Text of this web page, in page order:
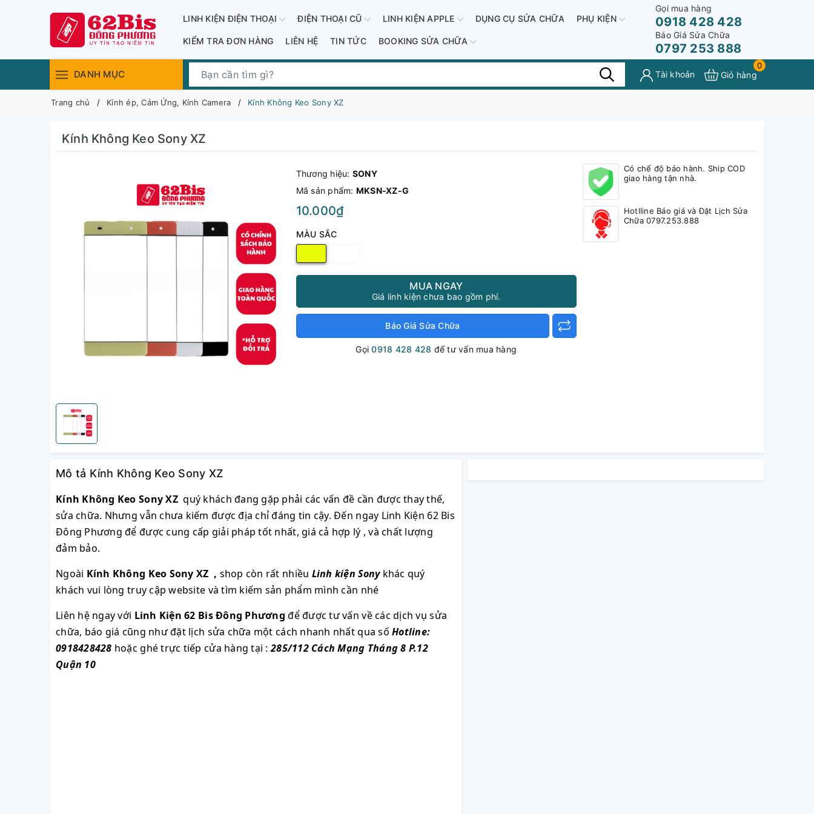
LINH KIỆN ĐIỆN THOẠI ĐIỆN THOẠI CŨ LINH KIỆN APPLE DỤNG CỤ SỬA CHỮA PHỤ KIỆN
KIỂM TRA ĐƠN HÀNG LIÊN HỆ TIN TỨC BOOKING SỬA CHỮA
Gọi mua hàng
0918 428 428
Báo Giá Sửa Chữa
0797 253 888
DANH MỤC Tài khoản
0
Giỏ hàng
Trang chủ Kính ép, Cảm Ứng, Kính Camera Kính Không Keo Sony XZ
Kính Không Keo Sony XZ
Thương hiệu: SONY
Mã sản phẩm: MKSN-XZ-G
10.000₫
MÀU SẮC
MUA NGAY
Giá linh kiện chưa bao gồm phí.
Báo Giá Sửa Chữa
Gọi0918 428 428 để tư vấn mua hàng
Có chế độ bảo hành. Ship COD
giao hàng tận nhà.
Hotlline Báo giá và Đặt Lịch Sửa
Chữa 0797.253.888
Mô tả Kính Không Keo Sony XZ
Kính Không Keo Sony XZquý khách đang gặp phải các vấn đề cần được thay thế,
sửa chữa. Nhưng vẫn chưa kiếm được địa chỉ đáng tin cậy. Đến ngay Linh Kiện 62 Bis
Đông Phương để được cung cấp giải pháp tốt nhất, giá cả hợp lý , và chất lượng
đảm bảo.
Ngoài Kính Không Keo Sony XZ , shop còn rất nhiều Linh kiện Sonykhác quý
khách vui lòng truy cập website và tìm kiếm sản phẩm mình cần nhé
Liên hệ ngay với Linh Kiện 62 Bis Đông Phương để được tư vấn về các dịch vụ sửa
chữa, báo giá cũng như đặt lịch sửa chữa một cách nhanh nhất qua sốHotline:
0918428428 hoặc ghé trực tiếp cửa hàng tại :285/112 Cách Mạng Tháng 8 P.12
Quận 10